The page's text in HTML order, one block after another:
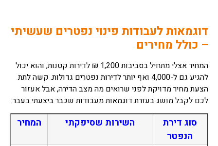
דוגמאות לעבודות פינוי נפטרים שעשיתי
– כולל מחירים
המחיר אצלי מתחיל בסביבות 1,200 ₪ לדירות קטנות, והוא יכול
להגיע גם ל-4,000 ואף יותר לדירות נפטרים גדולות. קשה לתת
הצעת מחיר מדויקת לפני שרואים מה מצב הדירה, אבל אעזור
לכם לקבל מושג בעזרת דוגמאות מעבודות שכבר ביצעתי בעבר:
סוג דירת
הנפטר
השירות שסיפקתי המחיר